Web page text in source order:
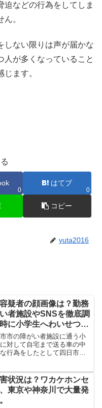
などの行為をしてしま
。
しない限りは声が届かな
人が多くなっていること
ます。
0
はてブ
0
コピー
yuta2016
疑者の顔画像は？勤務
者施設やSNSを徹底調
に小学生へわいせつ行
市の障がい者施設に通う小
対して自宅まで送る車の中
行為をしたとして四日市市
もちろん、菅原一正容疑者
務先の障が...
状況は？ワカケホンセ
東京や神奈川で大量発